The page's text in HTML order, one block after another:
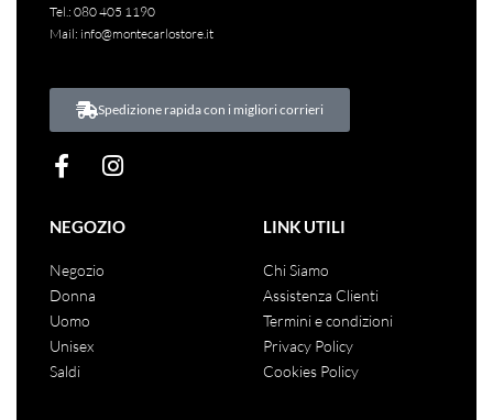
Tel.: 080 405 1190
Mail: info@montecarlostore.it
Spedizione rapida con i migliori corrieri
NEGOZIO
Negozio
Donna
Uomo
Unisex
Saldi
LINK UTILI
Chi Siamo
Assistenza Clienti
Termini e condizioni
Privacy Policy
Cookies Policy